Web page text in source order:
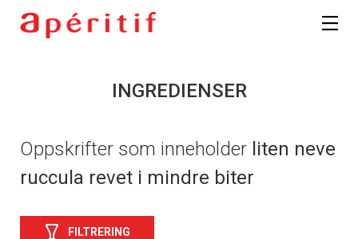
INGREDIENSER
Oppskrifter som inneholder liten neve
ruccula revet i mindre biter
FILTRERING